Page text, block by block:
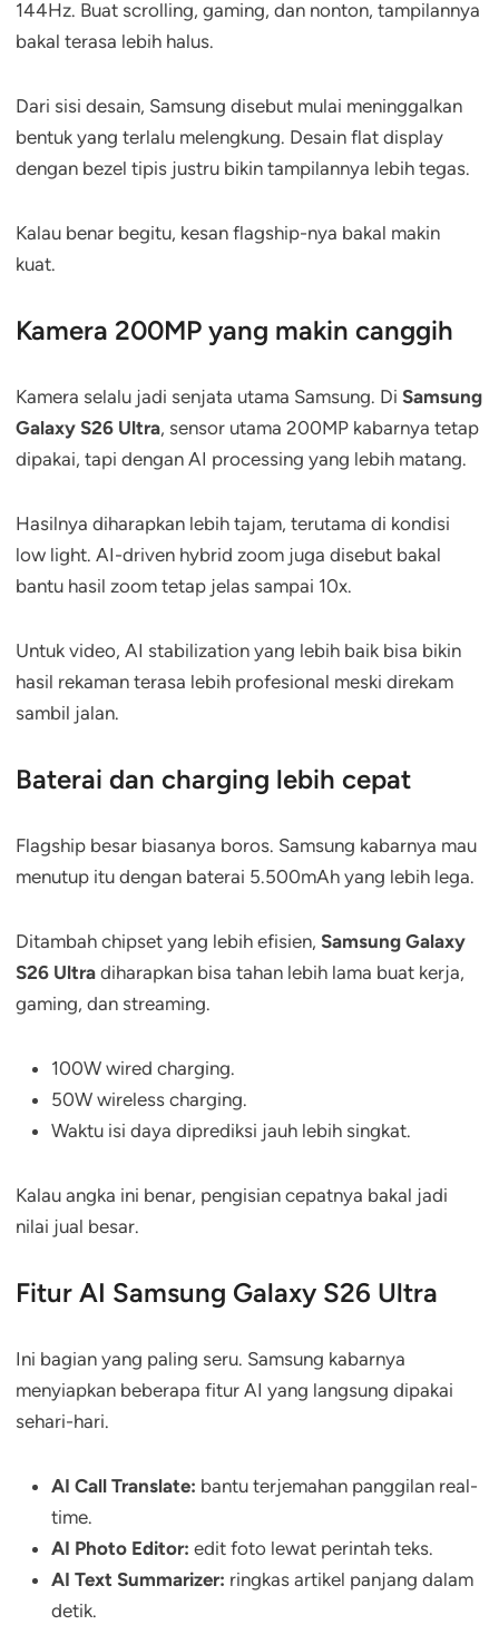
144Hz. Buat scrolling, gaming, dan nonton, tampilannya
bakal terasa lebih halus.
Dari sisi desain, Samsung disebut mulai meninggalkan
bentuk yang terlalu melengkung. Desain flat display
dengan bezel tipis justru bikin tampilannya lebih tegas.
Kalau benar begitu, kesan flagship-nya bakal makin
kuat.
Kamera 200MP yang makin canggih
Kamera selalu jadi senjata utama Samsung. Di Samsung
Galaxy S26 Ultra, sensor utama 200MP kabarnya tetap
dipakai, tapi dengan AI processing yang lebih matang.
Hasilnya diharapkan lebih tajam, terutama di kondisi
low light. AI-driven hybrid zoom juga disebut bakal
bantu hasil zoom tetap jelas sampai 10x.
Untuk video, AI stabilization yang lebih baik bisa bikin
hasil rekaman terasa lebih profesional meski direkam
sambil jalan.
Baterai dan charging lebih cepat
Flagship besar biasanya boros. Samsung kabarnya mau
menutup itu dengan baterai 5.500mAh yang lebih lega.
Ditambah chipset yang lebih efisien, Samsung Galaxy
S26 Ultra diharapkan bisa tahan lebih lama buat kerja,
gaming, dan streaming.
100W wired charging.
50W wireless charging.
Waktu isi daya diprediksi jauh lebih singkat.
Kalau angka ini benar, pengisian cepatnya bakal jadi
nilai jual besar.
Fitur AI Samsung Galaxy S26 Ultra
Ini bagian yang paling seru. Samsung kabarnya
menyiapkan beberapa fitur AI yang langsung dipakai
sehari-hari.
AI Call Translate: bantu terjemahan panggilan real-
time.
AI Photo Editor: edit foto lewat perintah teks.
AI Text Summarizer: ringkas artikel panjang dalam
detik.